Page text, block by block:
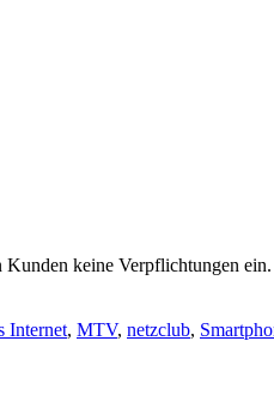
keine Verpflichtungen
Internet, MTV, netzclub,